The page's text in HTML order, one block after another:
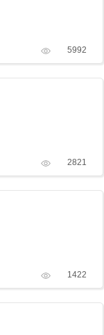
5992
2821
1422